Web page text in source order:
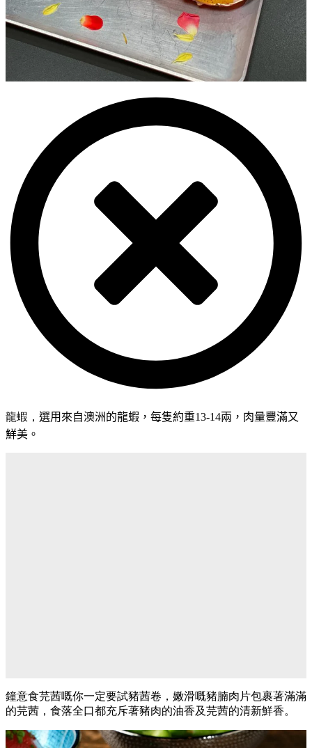
龍蝦， 選用來自澳洲的龍蝦，每隻約重13-14兩，肉量豐滿又
鮮美。
鐘意食芫茜嘅你一定要試豬茜卷，嫩滑嘅豬腩肉片包裹著滿滿
的芫茜，食落全口都充斥著豬肉的油香及芫茜的清新鮮香。